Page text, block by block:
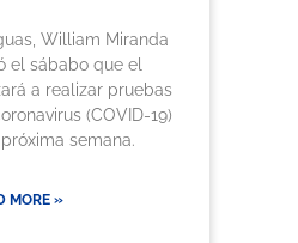
William Miranda
el sábabo que el
a realizar pruebas
(COVID-19)
semana.
MORE »